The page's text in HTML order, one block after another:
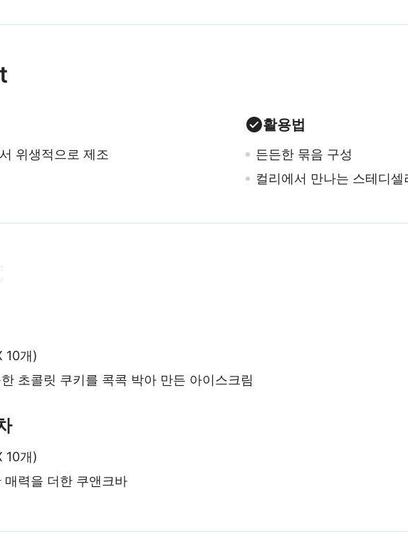
위생적으로 제조
활용법
든든한 묶음 구성
컬리에서 만나는 스테디셀
10개)
초콜릿 쿠키를 콕콕 박아 만든 아이스크림
10개)
매력을 더한 쿠앤크바